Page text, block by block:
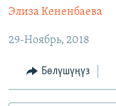
ЭКОНОМИКА
МАДАНИЯТ
БОРБОР АЗИЯ
АТАЙЫН ИЛИКТӨӨ
ТВ ПРОГРАММАЛАР
БҮГҮН АЗАТТЫКТА
ПОДКАСТ
ӨЗГӨЧӨ ПИКИР
Элиза Кененбаева
29-Ноябрь, 2018
Бөлүшүңүз